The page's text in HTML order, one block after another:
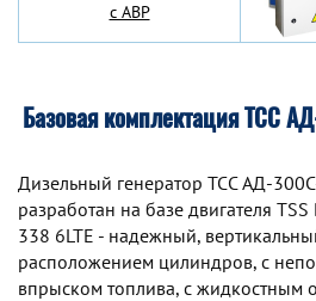
с АВР
Базовая комплектация ТСС
Дизельный генератор TCC АД-
разработан на базе двигателя
338 6LTE - надежный,
расположением цилиндров, с
впрыском топлива, с жидкостным